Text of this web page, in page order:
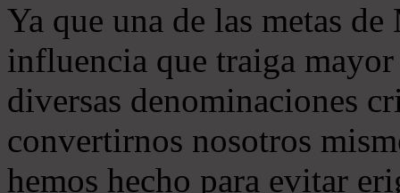
Ya que una de las metas
influencia que traiga
diversas denominaciones
convertirnos nosotros
hemos hecho para evitar